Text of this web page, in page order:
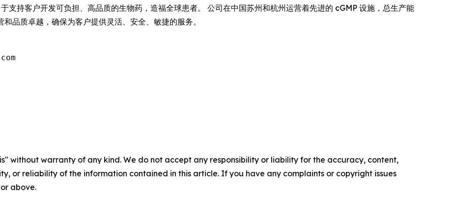
支持客户开发可负担、高品质的生物药，造福全球患者。 公司在中国苏州和杭州运营着先进的 cGMP 设施，总生产能
品质卓越，确保为客户提供灵活、安全、敏捷的服务。
without warranty of any kind. We do not accept any responsibility or liability for the accuracy, content,
or reliability of the information contained in this article. If you have any complaints or copyright issues
above.